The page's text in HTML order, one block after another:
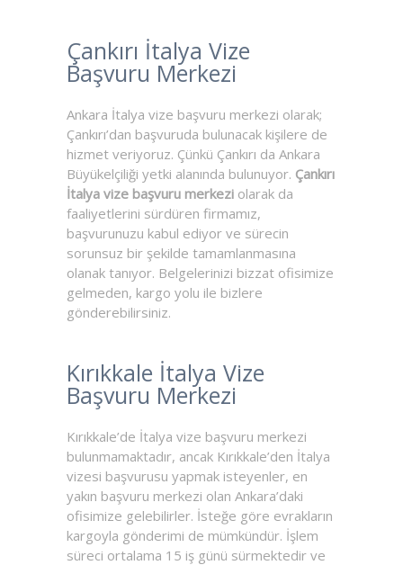
Çankırı İtalya Vize
Başvuru Merkezi
Ankara İtalya vize başvuru merkezi olarak;
Çankırı’dan başvuruda bulunacak kişilere de
hizmet veriyoruz. Çünkü Çankırı da Ankara
Büyükelçiliği yetki alanında bulunuyor. Çankırı
İtalya vize başvuru merkezi olarak da
faaliyetlerini sürdüren firmamız,
başvurunuzu kabul ediyor ve sürecin
sorunsuz bir şekilde tamamlanmasına
olanak tanıyor. Belgelerinizi bizzat ofisimize
gelmeden, kargo yolu ile bizlere
gönderebilirsiniz.
Kırıkkale İtalya Vize
Başvuru Merkezi
Kırıkkale’de İtalya vize başvuru merkezi
bulunmamaktadır, ancak Kırıkkale’den İtalya
vizesi başvurusu yapmak isteyenler, en
yakın başvuru merkezi olan Ankara’daki
ofisimize gelebilirler. İsteğe göre evrakların
kargoyla gönderimi de mümkündür. İşlem
süreci ortalama 15 iş günü sürmektedir ve